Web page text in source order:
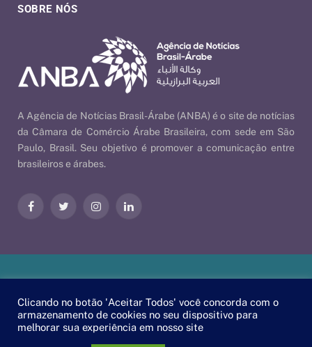
SOBRE NÓS
A Agência de Notícias Brasil-Árabe (ANBA) é o site de notícias
da Câmara de Comércio Árabe Brasileira, com sede em São
Paulo, Brasil. Seu objetivo é promover a comunicação entre
brasileiros e árabes.
FacebookTwitter InstagramLinkedIn
Árabe | ByEscaEsco.
Clicando no botão 'Aceitar Todos' você concorda com o
armazenamento de cookies no seu dispositivo para
melhorar sua experiência em nosso site